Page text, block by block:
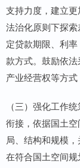
支持力度，建立更
法治化原则下探
定贷款期限、利率
款方式。鼓励依
产业经营权等方式
（三）强化工作
衔接，依据国土
局、结构和规模，
在符合国土空间规